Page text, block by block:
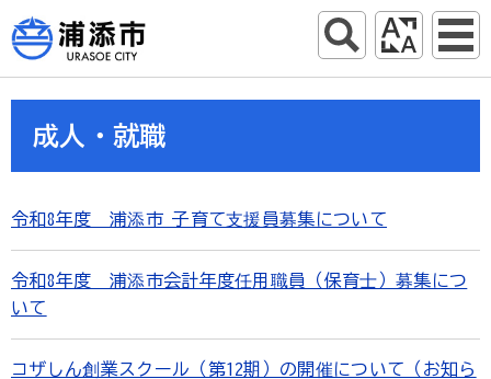
成人・就職
令和8年度 浦添市 子育て支援員募集について
令和8年度 浦添市会計年度任用職員（保育士）募集につ
いて
コザしん創業スクール（第12期）の開催について（お知ら